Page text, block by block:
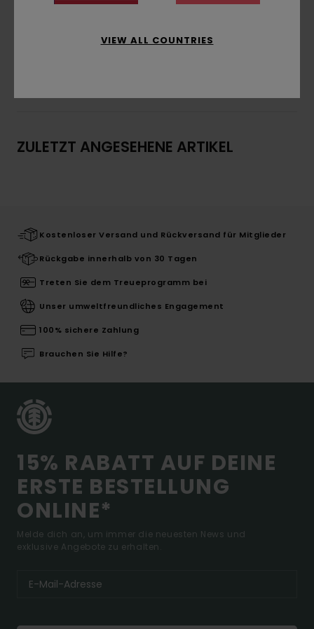
Zusammensetzung 100 % Bio-Baumwolle
ZULETZT ANGESEHENE ARTIKEL
Kostenloser Versand und Rückversand für Mitglieder
Rückgabe innerhalb von 30 Tagen
Treten Sie dem Treueprogramm bei
Unser umweltfreundliches Engagement
100% sichere Zahlung
Brauchen Sie Hilfe?
15% RABATT AUF DEINE
ERSTE BESTELLUNG
ONLINE*
Melde dich an, um immer die neuesten News und
exklusive Angebote zu erhalten.
VIEW ALL COUNTRIES